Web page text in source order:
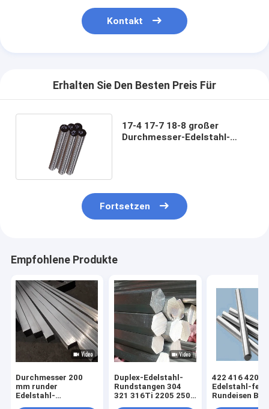
Kontakt
Erhalten Sie Den Besten Preis Für
17-4 17-7 18-8 großer
Durchmesser-Edelstahl-
Fortsetzen
Empfohlene Produkte
Durchmesser 200
mm runder
Edelstahl-
Duplex-Edelstahl-
Rundstangen 304
321 316Ti 2205 2507
422 416 420
Edelstahl-
Rundeisen BA